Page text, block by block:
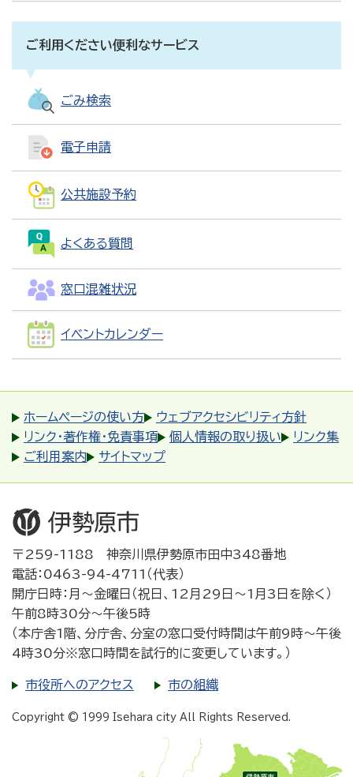
ご利用ください便利なサービス
ごみ検索
電子申請
公共施設予約
よくある質問
窓口混雑状況
イベントカレンダー
ホームページの使い方
ウェブアクセシビリティ方針
リンク・著作権・免責事項
個人情報の取り扱い
リンク集
ご利用案内
サイトマップ
〒259-1188 神奈川県伊勢原市田中348番地
電話：0463-94-4711（代表）
開庁日時：月～金曜日（祝日、12月29日～1月3日を除く）
午前8時30分～午後5時
（本庁舎1階、分庁舎、分室の窓口受付時間は午前9時～午後
4時30分※窓口時間を試行的に変更しています。）
市役所へのアクセス 市の組織
Copyright © 1999 Isehara city All Rights Reserved.